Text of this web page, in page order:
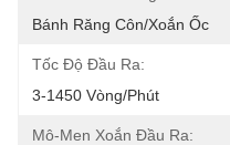
Bánh Răng Côn/xoắn Ốc
Tốc Độ Đầu Ra:
3-1450 Vòng/phút
Mô-Men Xoắn Đầu Ra: